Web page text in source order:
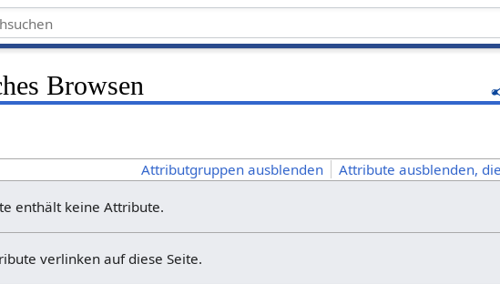
Browsen
Attributgruppen ausblenden Attribute ausblenden,
enthält keine Attribute.
verlinken auf diese Seite.